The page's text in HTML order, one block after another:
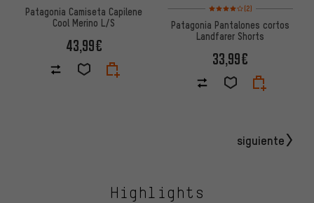
Patagonia Camiseta Capilene
Cool Merino L/S
43,99€
Valoración media: 4 de 5
(2)
Patagonia Pantalones cortos
Landfarer Shorts
33,99€
siguiente
Highlights